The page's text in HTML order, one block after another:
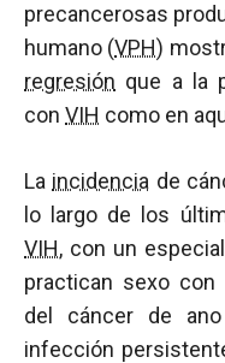
precancerosas
humano (VPH)
regresión que a la
con VIH como en
La incidencia de
lo largo de los
VIH, con un
practican sexo con
del cáncer de
infección